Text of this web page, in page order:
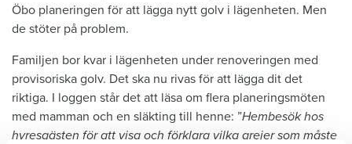
Öbo planeringen för att lägga nytt golv i lägenheten. Men
de stöter på problem.
Familjen bor kvar i lägenheten under renoveringen med
provisoriska golv. Det ska nu rivas för att lägga dit det
riktiga. I loggen står det att läsa om flera planeringsmöten
med mamman och en släkting till henne: ”Hembesök hos
hyresgästen för att visa och förklara vilka grejer som måste